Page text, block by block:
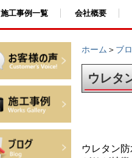
施工事例一覧 会社概要
ホーム ＞ ブ
ウレタ
ウレタン